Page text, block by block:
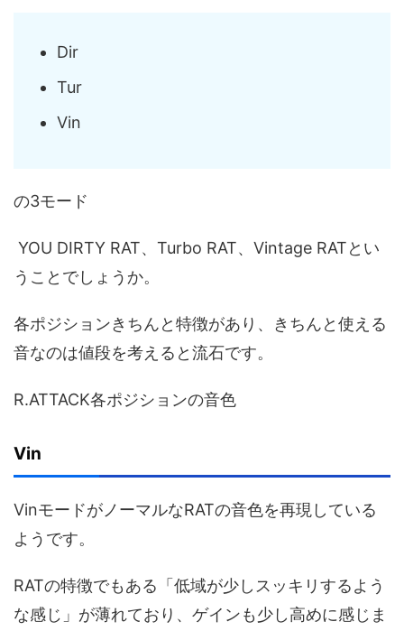
Dir
Tur
Vin
の3モード
YOU DIRTY RAT、Turbo RAT、Vintage RATとい
うことでしょうか。
各ポジションきちんと特徴があり、きちんと使える
音なのは値段を考えると流石です。
R.ATTACK各ポジションの音色
Vin
VinモードがノーマルなRATの音色を再現している
ようです。
RATの特徴でもある「低域が少しスッキリするよう
な感じ」が薄れており、ゲインも少し高めに感じま